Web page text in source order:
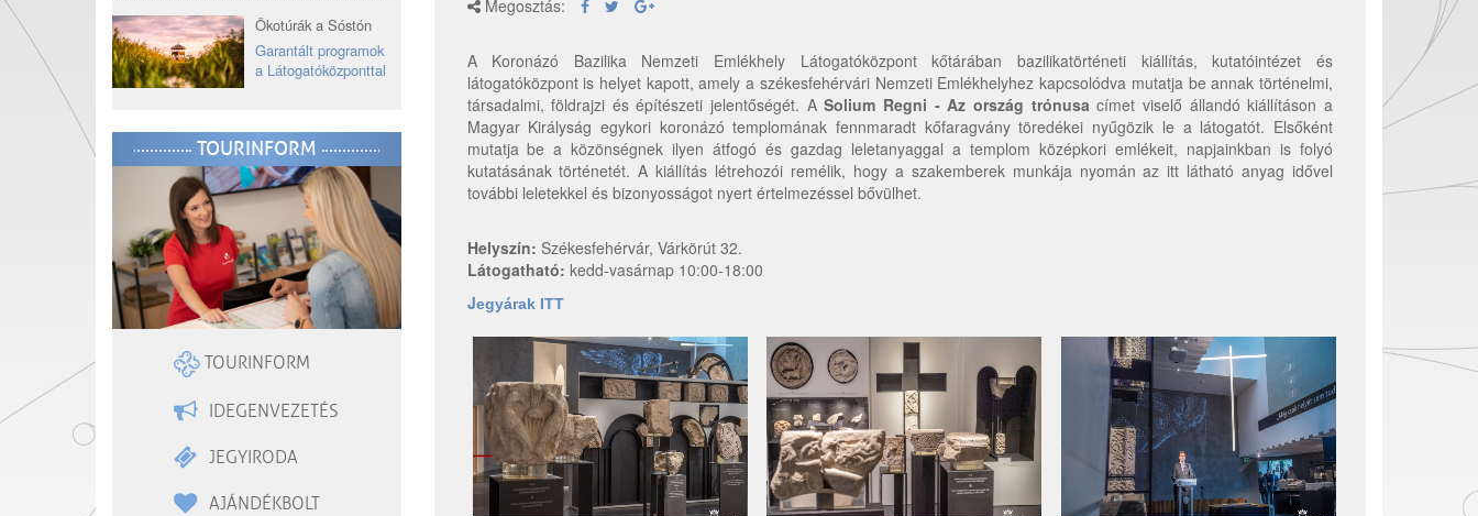
Megosztás:
A Koronázó Bazilika Nemzeti Emlékhely Látogatóközpont kőtárában bazilikatörténeti kiállítás, kutatóintézet és
látogatóközpont is helyet kapott, amely a székesfehérvári Nemzeti Emlékhelyhez kapcsolódva mutatja be annak történelmi,
társadalmi, földrajzi és építészeti jelentőségét. ASolium Regni - Az ország trónusa címet viselő állandó kiállításon a
Magyar Királyság egykori koronázó templomának fennmaradt kőfaragvány töredékei nyűgözik le a látogatót. Elsőként
mutatja be a közönségnek ilyen átfogó és gazdag leletanyaggal a templom középkori emlékeit, napjainkban is folyó
kutatásának történetét. A kiállítás létrehozói remélik, hogy a szakemberek munkája nyomán az itt látható anyag idővel
további leletekkel és bizonyosságot nyert értelmezéssel bővülhet.
Helyszín: Székesfehérvár, Várkörút 32.
Látogatható: kedd-vasárnap 10:00-18:00
Jegyárak ITT
Ökotúrák a Sóstón
Garantált programok
a Látogatóközponttal
TOURINFORM
TOURINFORM
IDEGENVEZETÉS
JEGYIRODA
AJÁNDÉKBOLT